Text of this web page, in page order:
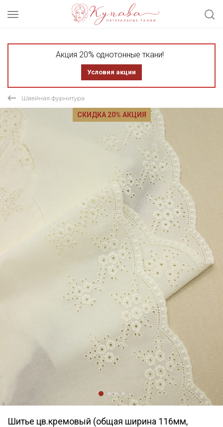
Акция 20% однотонные ткани!
Условия акции
Швейная фурнитура
СКИДКА 20% АКЦИЯ
Шитье цв.кремовый (общая ширина 116мм,